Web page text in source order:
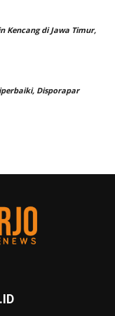
Kencang di Jawa Timur,
Disporapar